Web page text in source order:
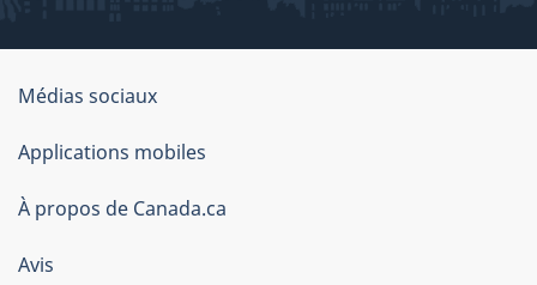
Organisation
du
gouvernement
du
Canada
Médias sociaux
Applications mobiles
À propos de Canada.ca
Avis